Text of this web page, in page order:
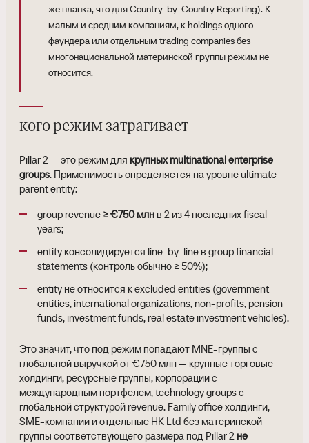
же планка, что для Country-by-Country Reporting). К
малым и средним компаниям, к holdings одного
фаундера или отдельным trading companies без
многонациональной материнской группы режим не
относится.
кого режим затрагивает
Pillar 2 — это режим для крупных multinational enterprise
groups. Применимость определяется на уровне ultimate
parent entity:
group revenue ≥ €750 млн в 2 из 4 последних fiscal
years;
entity консолидируется line-by-line в group financial
statements (контроль обычно ≥ 50%);
entity не относится к excluded entities (government
entities, international organizations, non-profits, pension
funds, investment funds, real estate investment vehicles).
Это значит, что под режим попадают MNE-группы с
глобальной выручкой от €750 млн — крупные торговые
холдинги, ресурсные группы, корпорации с
международным портфелем, technology groups с
глобальной структурой revenue. Family office холдинги,
SME-компании и отдельные HK Ltd без материнской
группы соответствующего размера под Pillar 2 не